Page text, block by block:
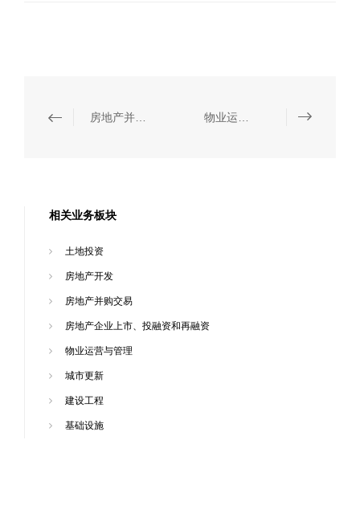
相关业务板块
土地投资
房地产开发
房地产并购交易
房地产企业上市、投融资和再融资
物业运营与管理
城市更新
建设工程
基础设施